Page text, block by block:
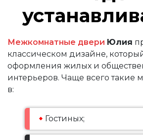
Межкомнатные двери Юлия
классическом дизайне,
оформления жилых и
интерьеров. Чаще всего такие
в:
Гостиных;